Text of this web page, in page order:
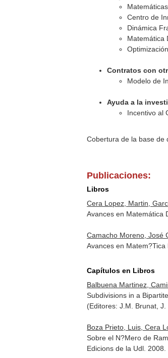
Centro de
Dinámica
Matemática
Contratos con
Modelo de
Ayuda a la
Incentivo al
Cobertura de la base
Publicaciones:
Libros
Cera Lopez, Martin,
Avances en Matemática
Camacho Moreno, José
Avances en
Capítulos en Libros
Balbuena Martinez,
Subdivisions in a
(Editores: J.M. Brunat,
Boza Prieto, Luis, Cera
Sobre el N?Mero de
Edicions de la Udl.